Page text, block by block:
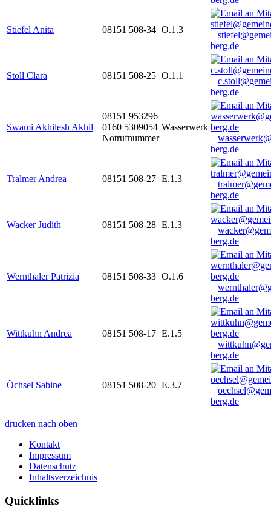
Stiefel Anita 08151 508-34 O.1.3
berg.de
Stoll Clara 08151 508-25 O.1.1
berg.de
Swami Akhilesh Akhil
08151 953296
0160 5309054
Notrufnummer
Wasserwerk
berg.de
Tralmer Andrea 08151 508-27 E.1.3
berg.de
Wacker Judith 08151 508-28 E.1.3
berg.de
Wernthaler Patrizia 08151 508-33 O.1.6
berg.de
Wittkuhn Andrea 08151 508-17 E.1.5
berg.de
Öchsel Sabine 08151 508-20 E.3.7
berg.de
drucken nach oben
Kontakt
Impressum
Datenschutz
Inhaltsverzeichnis
Quicklinks